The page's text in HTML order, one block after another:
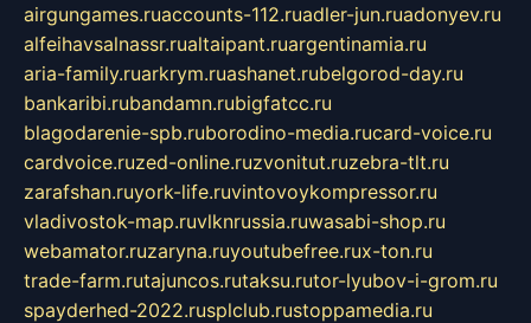
airgungames.ruaccounts-112.ruadler-jun.ruadonyev.ru
alfeihavsalnassr.rualtaipant.ruargentinamia.ru
aria-family.ruarkrym.ruashanet.rubelgorod-day.ru
bankaribi.rubandamn.rubigfatcc.ru
blagodarenie-spb.ruborodino-media.rucard-voice.ru
cardvoice.ruzed-online.ruzvonitut.ruzebra-tlt.ru
zarafshan.ruyork-life.ruvintovoykompressor.ru
vladivostok-map.ruvlknrussia.ruwasabi-shop.ru
webamator.ruzaryna.ruyoutubefree.rux-ton.ru
trade-farm.rutajuncos.rutaksu.rutor-lyubov-i-grom.ru
spayderhed-2022.rusplclub.rustoppamedia.ru